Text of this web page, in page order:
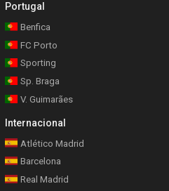
Portugal
Benfica
FC Porto
Sporting
Sp. Braga
V. Guimarães
Internacional
Atlético Madrid
Barcelona
Real Madrid